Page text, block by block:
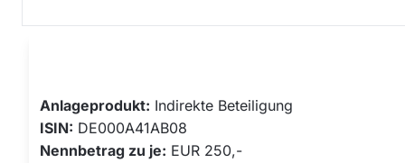
Anlageprodukt: Indirekte Beteiligung
ISIN: DE000A41AB08
Nennbetrag zu je: EUR 250,-